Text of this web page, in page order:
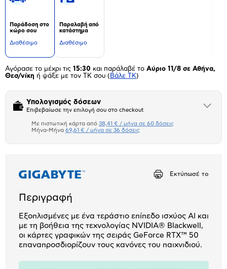
Παράδοση στο
χώρο σου
Διαθέσιμο
Παραλαβή από
κατάστημα
Διαθέσιμο
Αγόρασε το μέχρι τις 15:30 και παράλαβέ το Αύριο 11/8 σε Αθήνα,
Θεσ/νίκη ή ψάξε με τον ΤΚ σου ( Βάλε ΤΚ)
Υπολογισμός δόσεων
Επιβεβαίωσε την επιλογή σου στο checkout
Άνοιξε
Πιστωτική κάρτα
Αριθμός δόσεων
Με πιστωτική κάρτα από 38,41 € / μήνα σε 60 δόσεις
Μήνα-Μήνα 69,61 € / μήνα σε 36 δόσεις
Εκτύπωσέ το
Περιγραφή
Εξοπλισμένες με ένα τεράστιο επίπεδο ισχύος AI και
με τη βοήθεια της τεχνολογίας NVIDIA® Blackwell,
οι κάρτες γραφικών της σειράς GeForce RTX™ 50
επαναπροσδιορίζουν τους κανόνες του παιχνιδιού.